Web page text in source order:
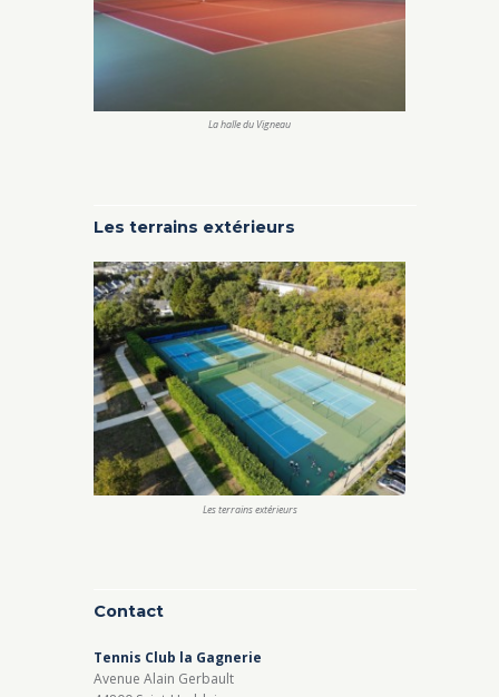
La halle du Vigneau
Les terrains extérieurs
Les terrains extérieurs
Contact
Tennis Club la Gagnerie
Avenue Alain Gerbault